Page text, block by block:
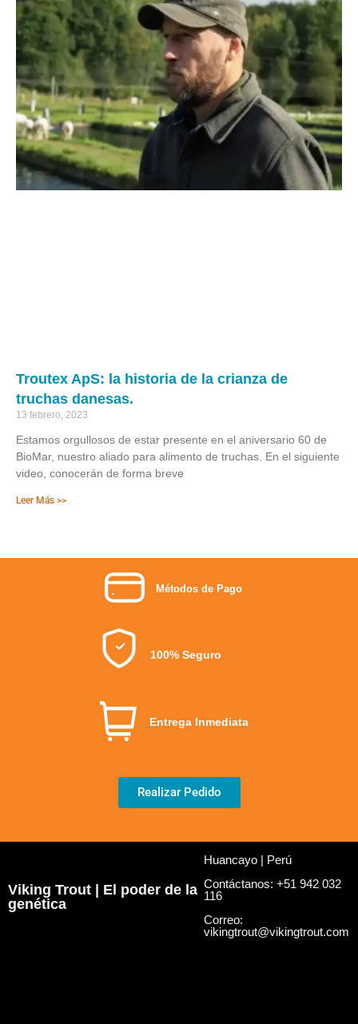
Troutex ApS: la historia de la crianza de
truchas danesas.
13 febrero, 2023
Estamos orgullosos de estar presente en el aniversario 60 de
BioMar, nuestro aliado para alimento de truchas. En el siguiente
video, conocerán de forma breve
Leer Más >>
Métodos de Pago
100% Seguro
Entrega Inmediata
Realizar Pedido
Viking Trout | El poder de la
genética
Huancayo | Perú
Contáctanos: +51 942 032
116
Correo:
vikingtrout@vikingtrout.com